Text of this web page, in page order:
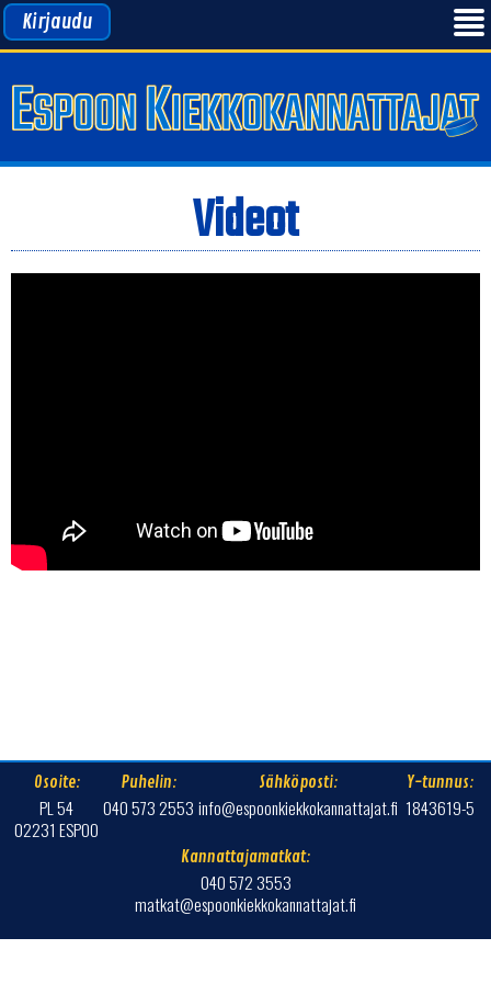
Kirjaudu
Videot
Osoite:
PL 54
02231 ESPOO
Puhelin:
040 573 2553
Sähköposti:
info@espoonkiekkokannattajat.fi
Y-tunnus:
1843619-5
Kannattajamatkat:
040 572 3553
matkat@espoonkiekkokannattajat.fi